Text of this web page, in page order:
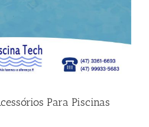
Para Piscinas